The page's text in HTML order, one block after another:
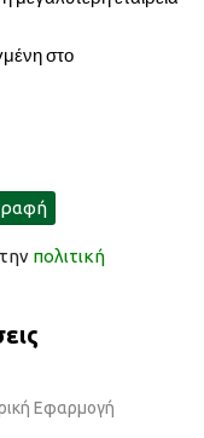
στο
πολιτική
Εφαρμογή